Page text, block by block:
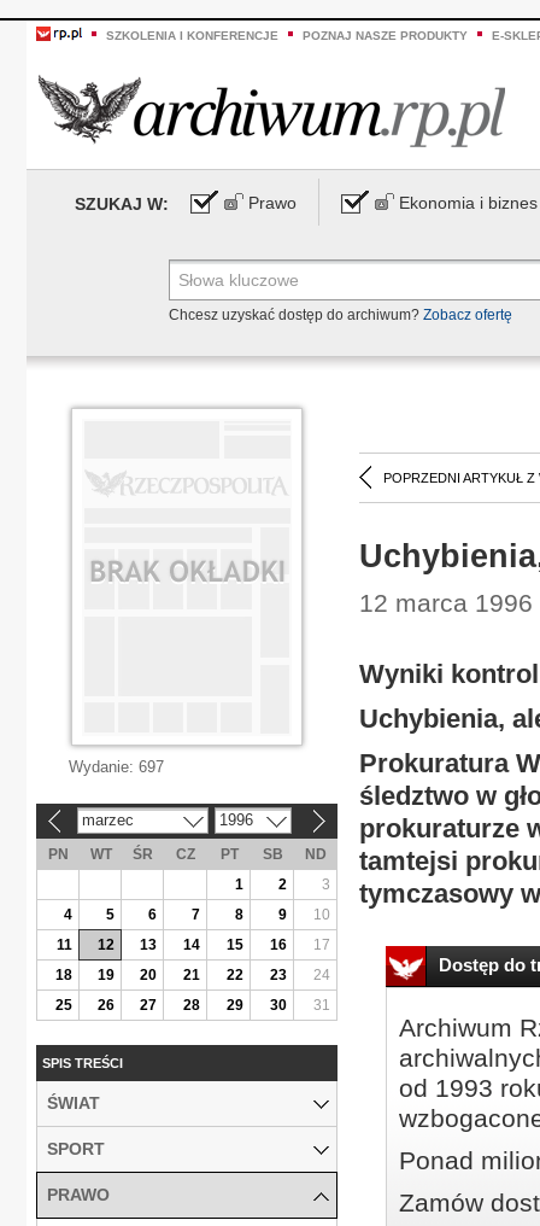
SZKOLENIA I KONFERENCJE POZNAJ NASZE PRODUKTY E-
SZUKAJ W: Prawo Ekonomia i biznes
Chcesz uzyskać dostęp do archiwum? Zobacz ofertę
POPRZEDNI ARTYKUŁ Z
12 marca 1996
Wyniki
Uchybienia,
Prokuratura
śledztwo w
prokuraturze
tamtejsi
tymczasowy
Dostęp do
Archiwum
od 1993
Ponad
Zamów
Wydanie: 697
marzec 1996
PN WT ŚR CZ PT SB
ND
1
2
3
4
5 6 7 8 9
10
11
12 13 14 15 16
17
18
19 20 21 22 23
24
25
26 27 28 29 30 31
SPIS TREŚCI
ŚWIAT
SPORT
PRAWO